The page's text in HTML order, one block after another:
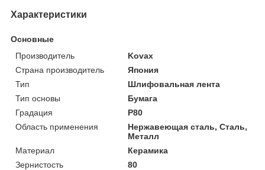
Характеристики
Основные
Производитель
Kovax
Страна производитель
Япония
Тип
Шлифовальная лента
Тип основы
Бумага
Градация
P80
Область применения
Нержавеющая сталь, Сталь,
Металл
Материал
Керамика
Зернистость
80